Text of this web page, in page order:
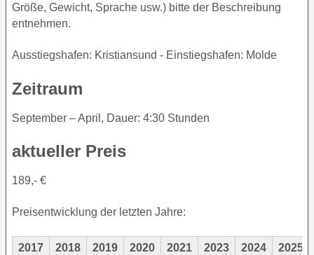
Größe, Gewicht, Sprache usw.) bitte der Beschreibung
entnehmen.
Ausstiegshafen: Kristiansund - Einstiegshafen: Molde
Zeitraum
September – April, Dauer: 4:30 Stunden
aktueller Preis
189,- €
Preisentwicklung der letzten Jahre:
2017 2018 2019 2020 2021 2023 2024
2025